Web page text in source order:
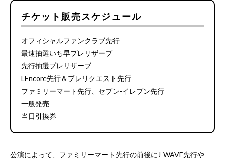
チケット販売スケジュール
オフィシャルファンクラブ先行
最速抽選いち早プレリザーブ
先行抽選プレリザーブ
LEncore先行＆プレリクエスト先行
ファミリーマート先行、セブン-イレブン先行
一般発売
当日引換券
公演によって、ファミリーマート先行の前後にJ-WAVE先行や